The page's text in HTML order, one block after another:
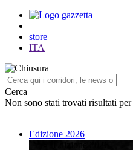
store
ITA
Cerca
Non sono stati trovati risultati per
Edizione 2026